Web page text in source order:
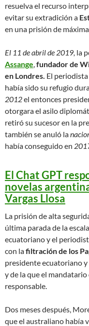
resuelva el recurso
evitar su extradición a
en una prisión de
El 11 de abril de 2019, la
Assange,fundador de
en Londres. El
había sido su refugio
2012el entonces
otorgara el asilo
retiró su sucesor en la
también se anuló la
había conseguido en
El Chat GPT
novelas
Vargas Llosa
La prisión de alta
última parada de la
ecuatoriano y el
con lafiltración de los
presidente ecuatoriano
y de la que el
responsable.
Dos meses después,
que el australiano había